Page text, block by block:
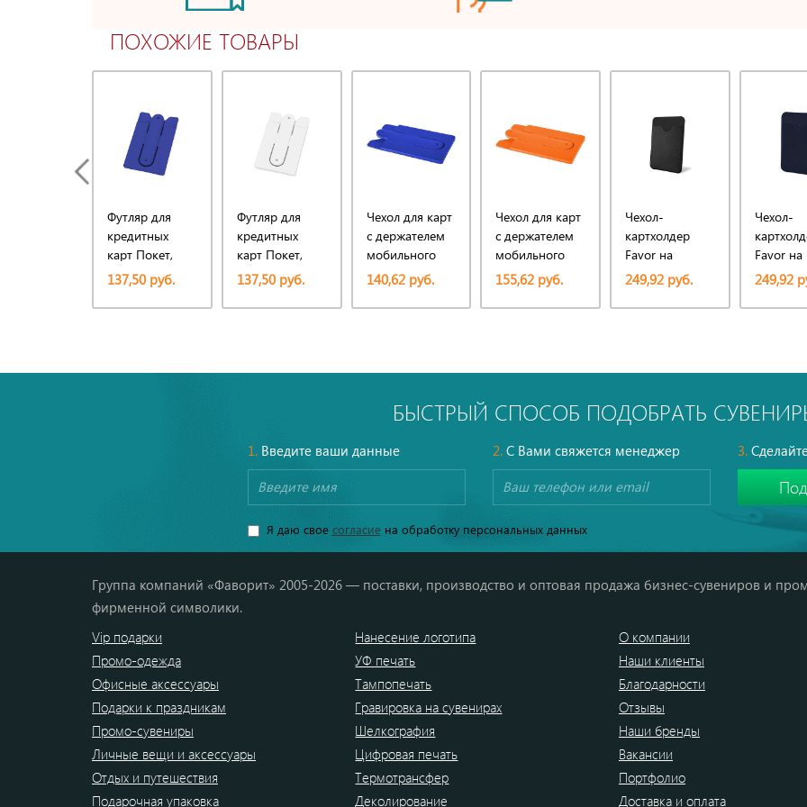
ПОХОЖИЕ ТОВАРЫ
Футляр для
кредитных
карт Покет,
синий
137,50 руб.
Футляр для
кредитных
карт Покет,
белый
137,50 руб.
Чехол для карт
с держателем
мобильного
140,62 руб.
Чехол для карт
с держателем
мобильного
155,62 руб.
Чехол-
картхолдер
Favor на
клеевой основе
на телефон для
пластиковых
249,92 руб.
Чехол-
Favor на
клеевой
на
249,92
БЫСТРЫЙ СПОСОБ ПОДОБРАТЬ
1.Введите ваши данные 2.С Вами свяжется менеджер 3.
Я даю свое согласиена обработку персональных данных
Группа компаний «Фаворит» 2005-2026 — поставки, производство и оптовая продажа бизнес-сувениров и
фирменной символики.
Vip подарки
Промо-одежда
Офисные аксессуары
Подарки к праздникам
Промо-сувениры
Личные вещи и аксессуары
Отдых и путешествия
Подарочная упаковка
Нанесение логотипа
УФ печать
Тампопечать
Гравировка на сувенирах
Шелкография
Цифровая печать
Термотрансфер
Деколирование
О компании
Наши клиенты
Благодарности
Отзывы
Наши бренды
Вакансии
Портфолио
Доставка и оплата